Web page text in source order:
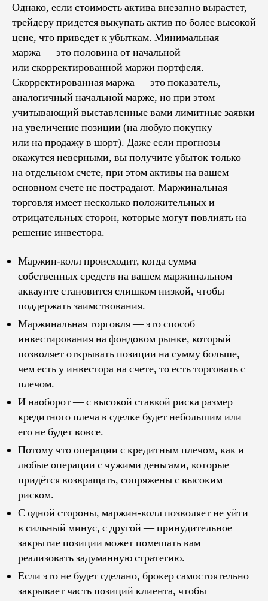
Однако, если стоимость актива внезапно вырастет,
трейдеру придется выкупать актив по более высокой
цене, что приведет к убыткам. Минимальная
маржа — это половина от начальной
или скорректированной маржи портфеля.
Скорректированная маржа — это показатель,
аналогичный начальной марже, но при этом
учитывающий выставленные вами лимитные заявки
на увеличение позиции (на любую покупку
или на продажу в шорт). Даже если прогнозы
окажутся неверными, вы получите убыток только
на отдельном счете, при этом активы на вашем
основном счете не пострадают. Маржинальная
торговля имеет несколько положительных и
отрицательных сторон, которые могут повлиять на
решение инвестора.
Маржин-колл происходит, когда сумма
собственных средств на вашем маржинальном
аккаунте становится слишком низкой, чтобы
поддержать заимствования.
Маржинальная торговля — это способ
инвестирования на фондовом рынке, который
позволяет открывать позиции на сумму больше,
чем есть у инвестора на счете, то есть торговать с
плечом.
И наоборот — с высокой ставкой риска размер
кредитного плеча в сделке будет небольшим или
его не будет вовсе.
Потому что операции с кредитным плечом, как и
любые операции с чужими деньгами, которые
придётся возвращать, сопряжены с высоким
риском.
С одной стороны, маржин‑колл позволяет не уйти
в сильный минус, с другой — принудительное
закрытие позиции может помешать вам
реализовать задуманную стратегию.
Если это не будет сделано, брокер самостоятельно
закрывает часть позиций клиента, чтобы